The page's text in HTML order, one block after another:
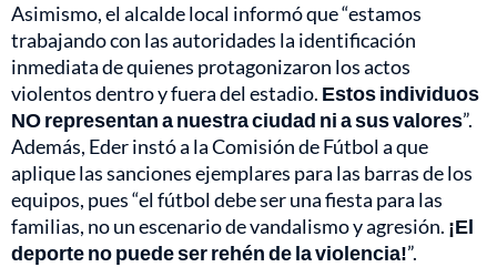
Asimismo, el alcalde local informó que “estamos
trabajando con las autoridades la identificación
inmediata de quienes protagonizaron los actos
violentos dentro y fuera del estadio. Estos individuos
NO representan a nuestra ciudad ni a sus valores”.
Además, Eder instó a la Comisión de Fútbol a que
aplique las sanciones ejemplares para las barras de los
equipos, pues “el fútbol debe ser una fiesta para las
familias, no un escenario de vandalismo y agresión. ¡El
deporte no puede ser rehén de la violencia!”.